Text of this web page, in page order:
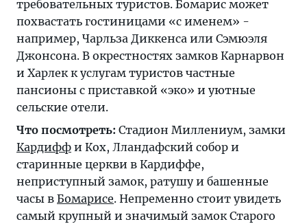
требовательных туристов. Бомарис может
похвастать гостиницами «с именем» -
например, Чарльза Диккенса или Сэмюэля
Джонсона. В окрестностях замков Карнарвон
и Харлек к услугам туристов частные
пансионы с приставкой «эко» и уютные
сельские отели.
Что посмотреть: Стадион Миллениум, замки
Кардифф и Кох, Лландафский собор и
старинные церкви в Кардиффе,
неприступный замок, ратушу и башенные
часы в Бомарисе. Непременно стоит увидеть
самый крупный и значимый замок Старого